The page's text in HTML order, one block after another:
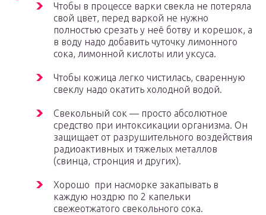
Чтобы в процессе варки свекла не потеряла
свой цвет, перед варкой не нужно
полностью срезать у неё ботву и корешок, а
в воду надо добавить чуточку лимонного
сока, лимонной кислоты или уксуса.
Чтобы кожица легко чистилась, сваренную
свеклу надо окатить холодной водой.
Свекольный сок — просто абсолютное
средство при интоксикации организма. Он
защищает от разрушительного воздействия
радиоактивных и тяжелых металлов
(свинца, стронция и других).
Хорошо при насморке закапывать в
каждую ноздрю по 2 капельки
свежеотжатого свекольного сока.